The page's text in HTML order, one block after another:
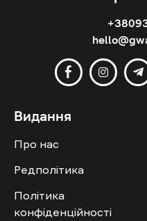
Видання
Про нас
Редполітика
Політика
конфіденційності